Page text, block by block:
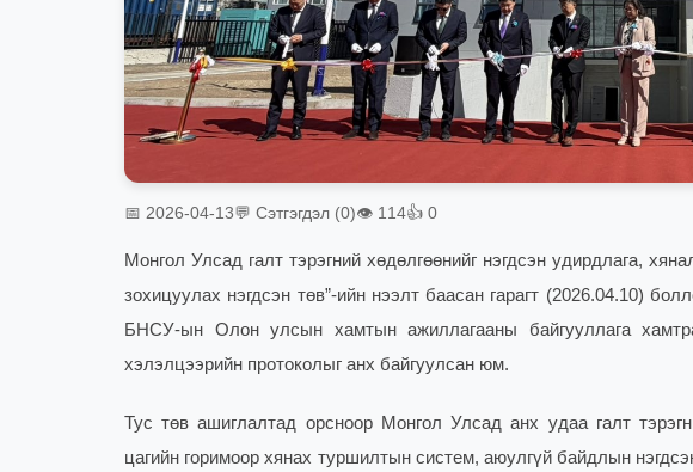
📅 2026-04-13💬 Сэтгэгдэл (0)👁 114👍 0
Монгол Улсад галт тэрэгний хөдөлгөөнийг нэгдсэн удирдлага,
зохицуулах нэгдсэн төв”-ийн нээлт баасан гарагт (2026.04.10)
БНСУ-ын Олон улсын хамтын ажиллагааны байгууллага
хэлэлцээрийн протоколыг анх байгуулсан юм.
Тус төв ашиглалтад орсноор Монгол Улсад анх удаа галт
цагийн горимоор хянах туршилтын систем, аюулгүй байдлын